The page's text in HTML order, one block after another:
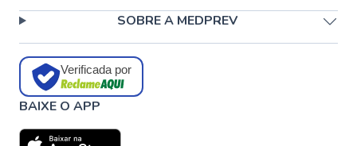
SOBRE A MEDPREV
Verificada por
BAIXE O APP